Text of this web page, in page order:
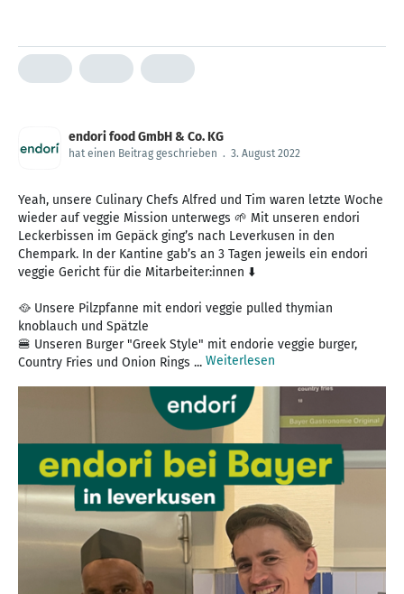
endori food GmbH & Co. KG
hat einen Beitrag geschrieben . 3. August 2022
Yeah, unsere Culinary Chefs Alfred und Tim waren letzte Woche
wieder auf veggie Mission unterwegs 🌱 Mit unseren endori
Leckerbissen im Gepäck ging’s nach Leverkusen in den
Chempark. In der Kantine gab’s an 3 Tagen jeweils ein endori
veggie Gericht für die Mitarbeiter:innen ⬇️
🥘 Unsere Pilzpfanne mit endori veggie pulled thymian
knoblauch und Spätzle
🍔 Unseren Burger "Greek Style" mit endorie veggie burger,
Country Fries und Onion Rings ... Weiterlesen